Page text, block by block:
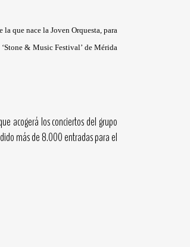
que nace la Joven Orquesta, para
& Music Festival’ de Mérida
acogerá los conciertos del grupo
más de 8.000 entradas para el